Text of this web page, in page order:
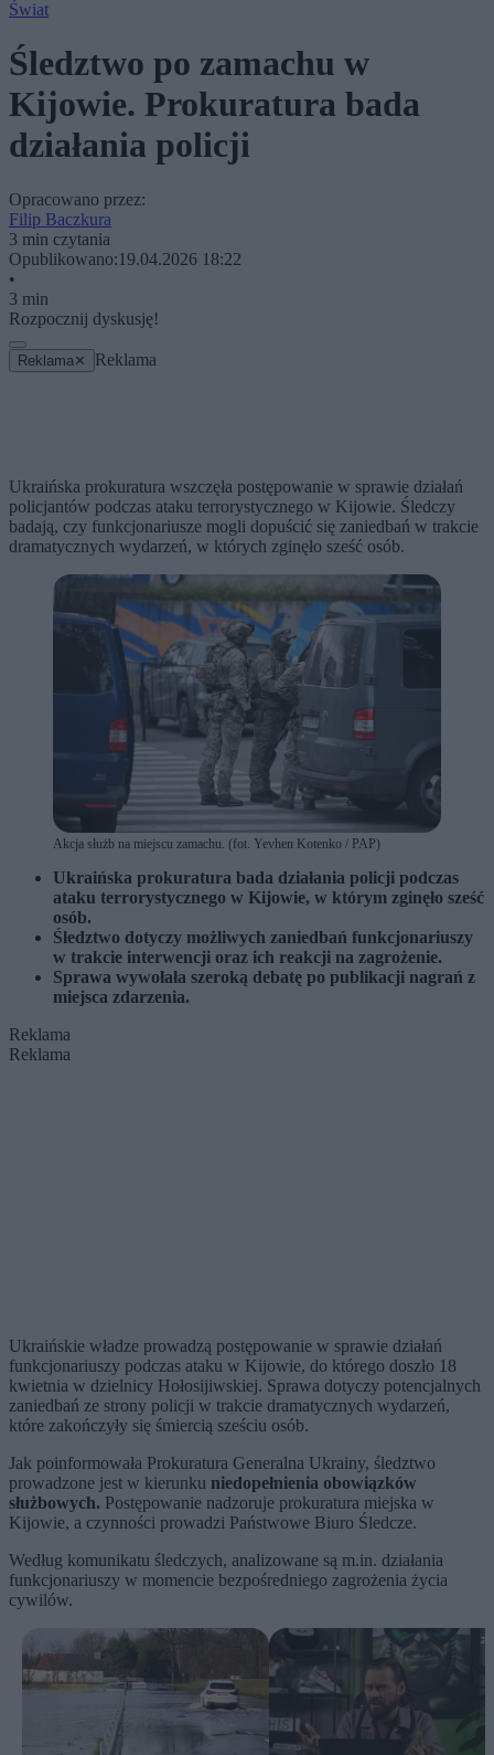
Świat
Śledztwo po zamachu w
Kijowie. Prokuratura bada
działania policji
Opracowano przez:
Filip Baczkura
3 min czytania
Opublikowano:19.04.2026 18:22
•
3 min
Rozpocznij dyskusję!
Reklama ✕ Reklama
Ukraińska prokuratura wszczęła postępowanie w sprawie działań
policjantów podczas ataku terrorystycznego w Kijowie. Śledczy
badają, czy funkcjonariusze mogli dopuścić się zaniedbań w trakcie
dramatycznych wydarzeń, w których zginęło sześć osób.
Akcja służb na miejscu zamachu. (fot. Yevhen Kotenko / PAP)
Ukraińska prokuratura bada działania policji podczas
ataku terrorystycznego w Kijowie, w którym zginęło sześć
osób.
Śledztwo dotyczy możliwych zaniedbań funkcjonariuszy
w trakcie interwencji oraz ich reakcji na zagrożenie.
Sprawa wywołała szeroką debatę po publikacji nagrań z
miejsca zdarzenia.
Reklama
Reklama
Ukraińskie władze prowadzą postępowanie w sprawie działań
funkcjonariuszy podczas ataku w Kijowie, do którego doszło 18
kwietnia w dzielnicy Hołosijiwskiej. Sprawa dotyczy potencjalnych
zaniedbań ze strony policji w trakcie dramatycznych wydarzeń,
które zakończyły się śmiercią sześciu osób.
Jak poinformowała Prokuratura Generalna Ukrainy, śledztwo
prowadzone jest w kierunku niedopełnienia obowiązków
służbowych. Postępowanie nadzoruje prokuratura miejska w
Kijowie, a czynności prowadzi Państwowe Biuro Śledcze.
Według komunikatu śledczych, analizowane są m.in. działania
funkcjonariuszy w momencie bezpośredniego zagrożenia życia
cywilów.